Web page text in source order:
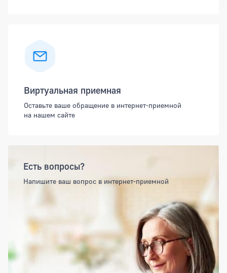
Виртуальная приемная
Оставьте ваше обращение в интернет-приемной
на нашем сайте
Есть вопросы?
Напишите ваш вопрос в интернет-приемной